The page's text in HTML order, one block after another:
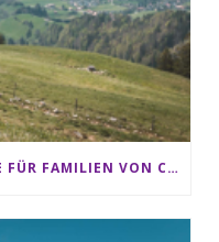
FRIBOURG: 7 TOLLE AUSFLÜGE FÜR FAMILIEN VON CHARMEY BIS LES PACCOTS